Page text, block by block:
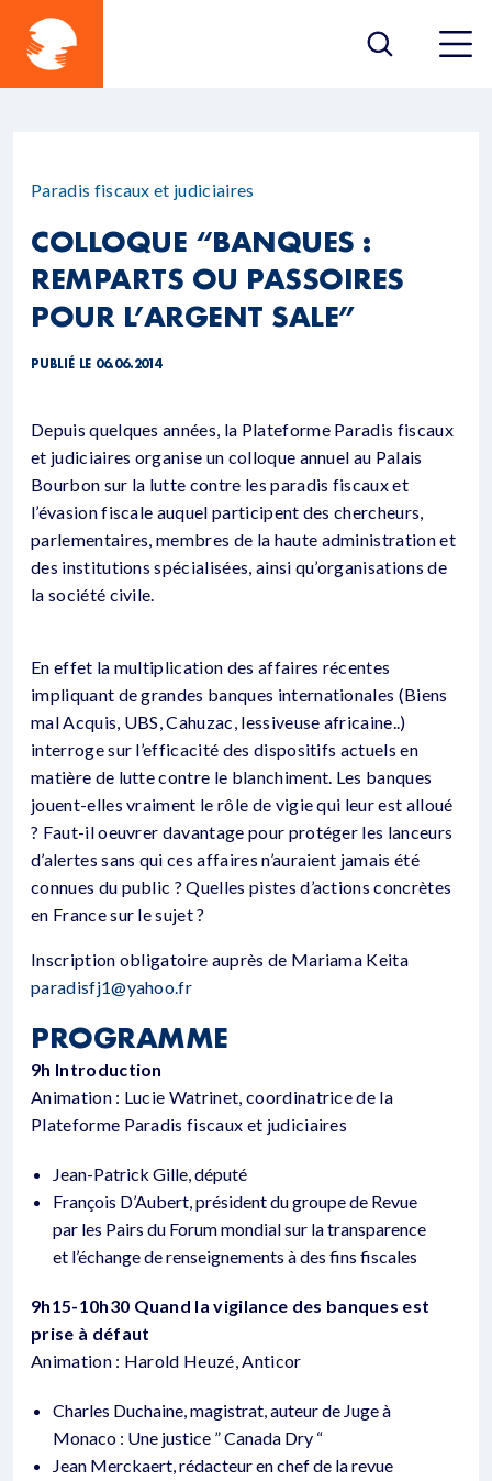
Paradis fiscaux et judiciaires
COLLOQUE “BANQUES :
REMPARTS OU PASSOIRES
POUR L’ARGENT SALE”
PUBLIÉ LE 06.06.2014
Depuis quelques années, la Plateforme Paradis fiscaux
et judiciaires organise un colloque annuel au Palais
Bourbon sur la lutte contre les paradis fiscaux et
l’évasion fiscale auquel participent des chercheurs,
parlementaires, membres de la haute administration et
des institutions spécialisées, ainsi qu’organisations de
la société civile.
En effet la multiplication des affaires récentes
impliquant de grandes banques internationales (Biens
mal Acquis, UBS, Cahuzac, lessiveuse africaine..)
interroge sur l’efficacité des dispositifs actuels en
matière de lutte contre le blanchiment. Les banques
jouent-elles vraiment le rôle de vigie qui leur est alloué
? Faut-il oeuvrer davantage pour protéger les lanceurs
d’alertes sans qui ces affaires n’auraient jamais été
connues du public ? Quelles pistes d’actions concrètes
en France sur le sujet ?
Inscription obligatoire auprès de Mariama Keita
paradisfj1@yahoo.fr
PROGRAMME
9h Introduction
Animation : Lucie Watrinet, coordinatrice de la
Plateforme Paradis fiscaux et judiciaires
Jean-Patrick Gille, député
François D’Aubert, président du groupe de Revue
par les Pairs du Forum mondial sur la transparence
et l’échange de renseignements à des fins fiscales
9h15-10h30 Quand la vigilance des banques est
prise à défaut
Animation : Harold Heuzé, Anticor
Charles Duchaine, magistrat, auteur de Juge à
Monaco : Une justice ” Canada Dry “
Jean Merckaert, rédacteur en chef de la revue